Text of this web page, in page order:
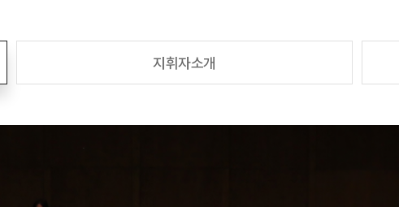
지휘자소개